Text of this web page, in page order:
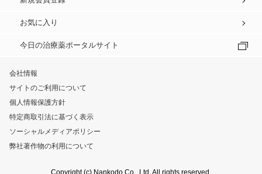
お気に入り
今日の治療薬ポータルサイト
会社情報
サイトのご利用について
個人情報保護方針
特定商取引法に基づく表示
ソーシャルメディアポリシー
弊社著作物の利用について
Copyright (c) Nankodo Co., Ltd. All rights reserved.